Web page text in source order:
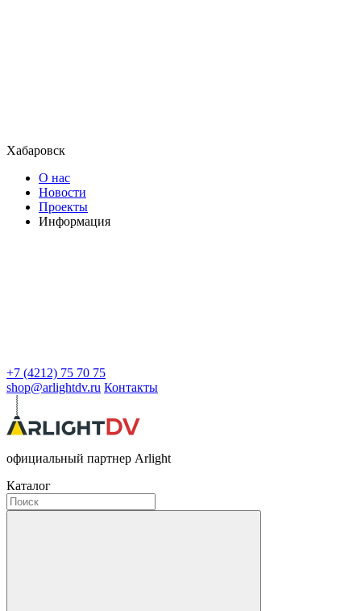
Хабаровск
О нас
Новости
Проекты
Информация
+7 (4212) 75 70 75
shop@arlightdv.ru Контакты
официальный партнер Arlight
Каталог